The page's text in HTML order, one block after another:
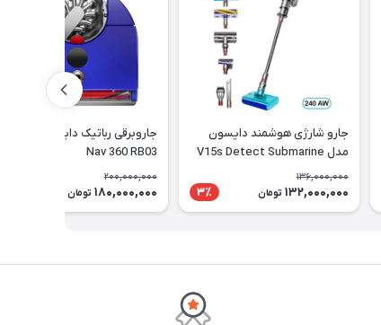
جارو شارژی هوشمند دایسون
مدل V15s Detect Submarine
136,000,000
132,000,000 تومان 3٪
Nav 360 RB03
200,000,000
180,000,000 تومان